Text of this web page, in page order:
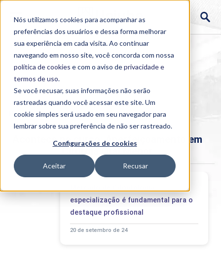
Nós utilizamos cookies para acompanhar as
preferências dos usuários e dessa forma melhorar
sua experiência em cada visita. Ao continuar
navegando em nosso site, você concorda com nossa
política de cookies e com o aviso deprivacidade e
termos de uso.
Se você recusar, suas informações não serão
rastreadas quando você acessar este site. Um
cookie simples será usado em seu navegador para
lembrar sobre sua preferência de não ser rastreado.
Configurações de cookies
Aceitar Recusar
Home > Institucional >Acontece
Acontece no curso: Aperfeiçoamento em
especialização é fundamental para o
destaque profissional
20 de setembro de 24